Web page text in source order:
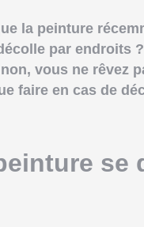
la peinture
par endroits
vous ne rêvez
faire en cas de
se